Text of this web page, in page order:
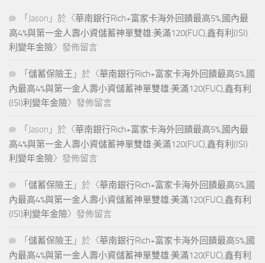
「 Jason 」於〈華南銀行Rich+富家卡海外回饋最高5%,國內最
高4%與第一金人壽小資儲蓄神單雙雄:美滿120(FUC),鑫有利(ISI)
利變年金險〉發佈留言
「 儲蓄保險王 」於〈華南銀行Rich+富家卡海外回饋最高5%,國
內最高4%與第一金人壽小資儲蓄神單雙雄:美滿120(FUC),鑫有利
(ISI)利變年金險〉發佈留言
「 Jason 」於〈華南銀行Rich+富家卡海外回饋最高5%,國內最
高4%與第一金人壽小資儲蓄神單雙雄:美滿120(FUC),鑫有利(ISI)
利變年金險〉發佈留言
「 儲蓄保險王 」於〈華南銀行Rich+富家卡海外回饋最高5%,國
內最高4%與第一金人壽小資儲蓄神單雙雄:美滿120(FUC),鑫有利
(ISI)利變年金險〉發佈留言
「 儲蓄保險王 」於〈華南銀行Rich+富家卡海外回饋最高5%,國
內最高4%與第一金人壽小資儲蓄神單雙雄:美滿120(FUC),鑫有利